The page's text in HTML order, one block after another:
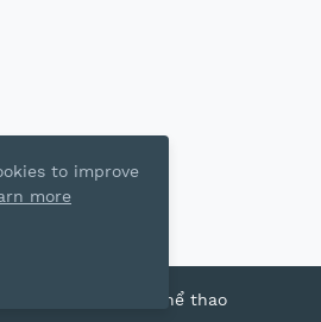
2022 Copyright - Thể thao
to improve
more